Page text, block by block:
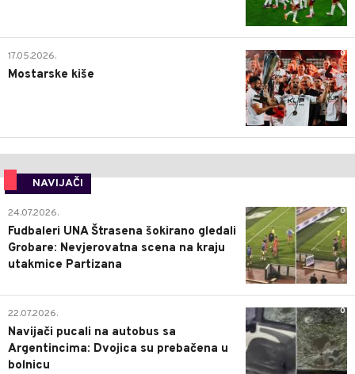
0
17.05.2026.
Mostarske kiše
NAVIJAČI
0
24.07.2026.
Fudbaleri UNA Štrasena šokirano gledali
Grobare: Nevjerovatna scena na kraju
utakmice Partizana
0
22.07.2026.
Navijači pucali na autobus sa
Argentincima: Dvojica su prebačena u
bolnicu